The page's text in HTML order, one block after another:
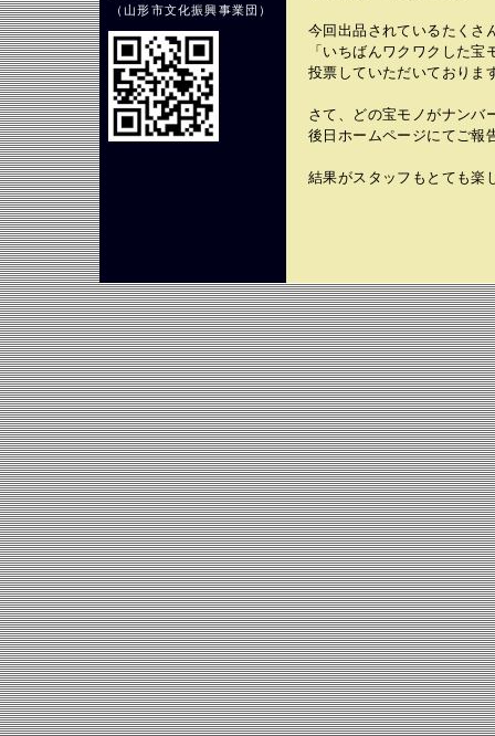
（山形市文化振興事業団 ）
今回出品されているたくさ
「いちばんワクワクした
投票していただいておりま
さて、どの宝モノがナンバ
後日ホームページにてご報
結果がスタッフもとても楽